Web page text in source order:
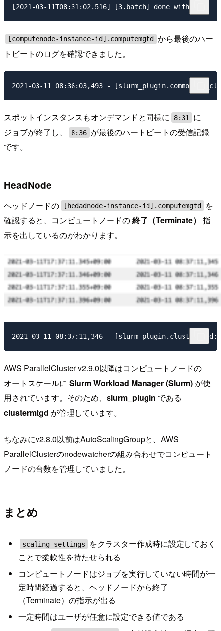
[computenode-instance-id].computemgtd
から最後のハー
トビートのログを確認できました。
スポットインスタンスもオンデマンドと同様に 8:31
に
ジョブが終了し、
8:36 が最後のハートビートの受信記録
です。
HeadNode
ヘッドノードの [hedadnode-instance-id].computemgtd
を
確認すると、コンピュートノードの終了（Terminate） 指
示を出しているのがわかります。
AWS ParallelCluster v2.9.0以降はコンピュートノードの
オートスケールに Slurm Workload Manager (Slurm) が使
用されています。そのため、 slurm_plugin である
clustermtgd が管理しています。
ちなみにv2.8.0以前はAutoScalingGroupと、AWS
ParallelClusterのnodewatcherの組み合わせでコンピュート
ノードの台数を管理していました。
まとめ
scaling_settings
をクラスター作成時に設定しておく
ことで柔軟性を持たせられる
コンピュートノードはジョブを実行していない時間が一
定時間経過すると、ヘッドノードから終了
（Terminate）の指示が出る
一定時間はユーザが任意に設定できる値である